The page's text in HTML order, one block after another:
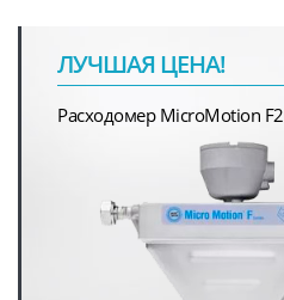
ЛУЧШАЯ ЦЕНА!
Расходомер MicroMotion